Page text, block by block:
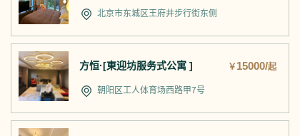
北京市东城区王府井步行街东侧
方恒·[東迎坊服务式公寓 ] ￥ 15000/起
朝阳区工人体育场西路甲7号